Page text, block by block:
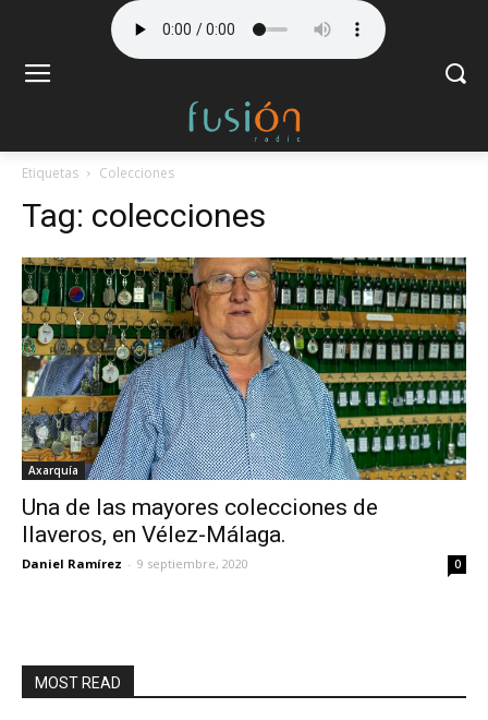
Etiquetas Colecciones
Tag: colecciones
Axarquía
Una de las mayores colecciones de
llaveros, en Vélez-Málaga.
Daniel Ramírez - 9 septiembre, 2020 0
MOST READ